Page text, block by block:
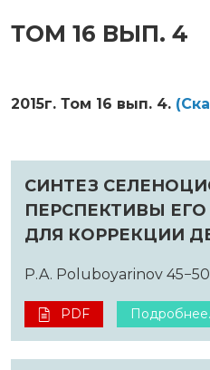
ТОМ 16 ВЫП. 4
2015г. Том 16 вып. 4.
СИНТЕЗ
ПЕРСПЕКТИВЫ
ДЛЯ КОРРЕКЦИИ
P.A. Poluboyarinov
PDF